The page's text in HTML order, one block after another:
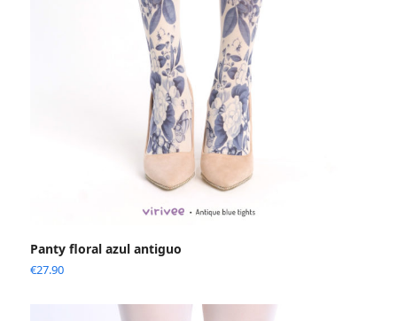
Panty floral azul antiguo
€27.90